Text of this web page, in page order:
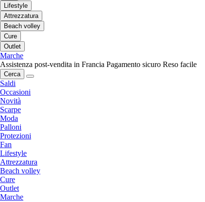
Lifestyle
Attrezzatura
Beach volley
Cure
Outlet
Marche
Assistenza post-vendita in Francia Pagamento sicuro Reso facile
Cerca
Saldi
Occasioni
Novità
Scarpe
Moda
Palloni
Protezioni
Fan
Lifestyle
Attrezzatura
Beach volley
Cure
Outlet
Marche